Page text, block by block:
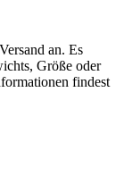
an. Es
Größe oder
findest